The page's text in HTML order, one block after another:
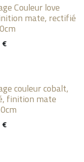
Couleur love
mate, rectifié
€
couleur cobalt,
finition mate
€